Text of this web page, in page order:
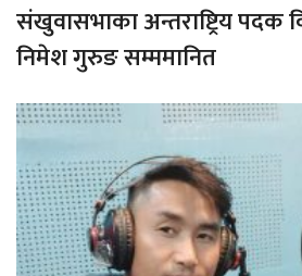
संखुवासभाका अन्तराष्ट्रिय पदक
निमेश गुरुङ सम्ममानित